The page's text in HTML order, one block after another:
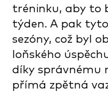
tréninku, aby to
týden. A pak
sezóny, což byl
loňského
díky správnému
přímá zpětná